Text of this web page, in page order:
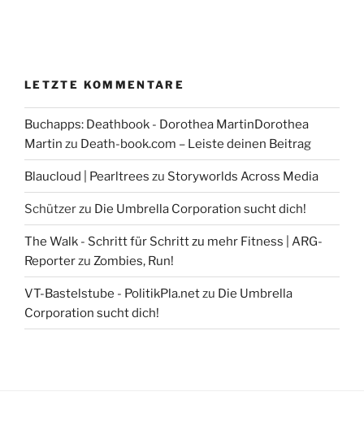
LETZTE KOMMENTARE
Buchapps: Deathbook - Dorothea MartinDorothea
Martin zu Death-book.com – Leiste deinen Beitrag
Blaucloud | Pearltrees zu Storyworlds Across Media
Schützerzu Die Umbrella Corporation sucht dich!
The Walk - Schritt für Schritt zu mehr Fitness | ARG-
Reporterzu Zombies, Run!
VT-Bastelstube - PolitikPla.netzu Die Umbrella
Corporation sucht dich!